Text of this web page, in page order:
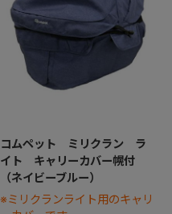
コムペット ミリクラン ラ
イト キャリーカバー幌付
（ネイビーブルー）
※ミリクランライト用のキャリ